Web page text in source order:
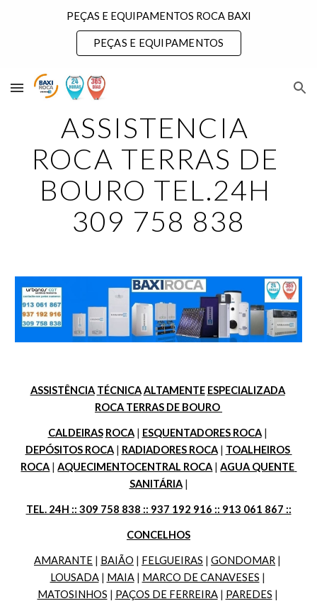
Skip to main content
PEÇAS E EQUIPAMENTOS ROCA BAXI
PEÇAS E EQUIPAMENTOS
ASSISTENCIA
ROCA TERRAS DE
BOURO TEL.24H
309 758 838
ASSISTÊNCIA TÉCNICA ALTAMENTE ESPECIALIZADA
ROCA TERRAS DE BOURO
CALDEIRAS ROCA | ESQUENTADORES ROCA
DEPÓSITOS ROCA | RADIADORES ROCA | TOALHEIROS
ROCA | AQUECIMENTOCENTRAL ROCA | AGUA QUENTE
SANITÁRIA |
TEL. 24H :: 309 758 838 :: 937 192 916 :: 913 061 867 ::
CONCELHOS
AMARANTE | BAIÃO | FELGUEIRAS | GONDOMAR
LOUSADA | MAIA | MARCO DE CANAVESES
MATOSINHOS | PAÇOS DE FERREIRA | PAREDES